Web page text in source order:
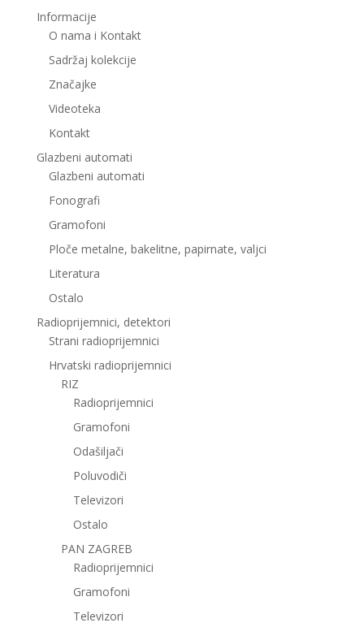
Informacije
O nama i Kontakt
Sadržaj kolekcije
Značajke
Videoteka
Kontakt
Glazbeni automati
Glazbeni automati
Fonografi
Gramofoni
Ploče metalne, bakelitne, papirnate, valjci
Literatura
Ostalo
Radioprijemnici, detektori
Strani radioprijemnici
Hrvatski radioprijemnici
RIZ
Radioprijemnici
Gramofoni
Odašiljači
Poluvodiči
Televizori
Ostalo
PAN ZAGREB
Radioprijemnici
Gramofoni
Televizori